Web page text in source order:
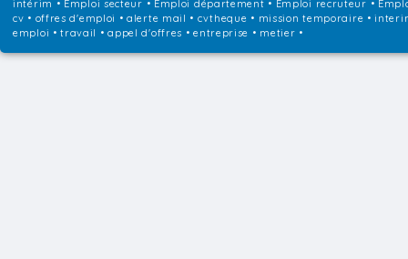
intérim • Emploi secteur • Emploi département • Emploi recruteur •
cv • offres d'emploi • alerte mail • cvtheque • mission temporaire •
emploi • travail • appel d'offres • entreprise • metier •